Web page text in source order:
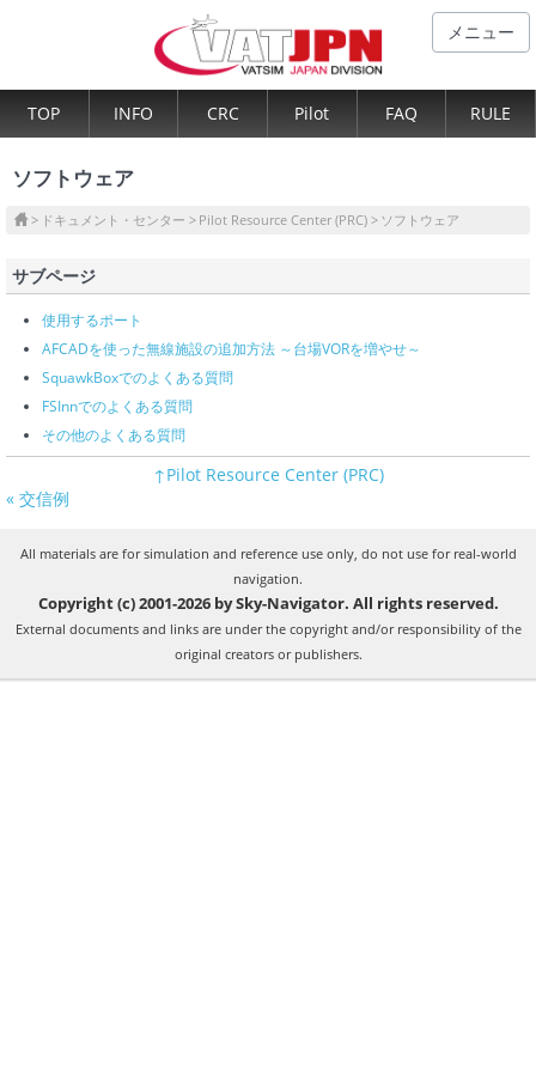
メニュー
TOP INFO CRC Pilot FAQ RULE
ソフトウェア
ドキュメント・センター Pilot Resource Center (PRC) ソフトウェア
サブページ
使用するポート
AFCADを使った無線施設の追加方法 ～台場VORを増やせ～
SquawkBoxでのよくある質問
FSInnでのよくある質問
その他のよくある質問
↑Pilot Resource Center (PRC)
« 交信例
All materials are for simulation and reference use only, do not use for real-world
navigation.
Copyright (c) 2001-2026 by Sky-Navigator. All rights reserved.
External documents and links are under the copyright and/or responsibility of the
original creators or publishers.